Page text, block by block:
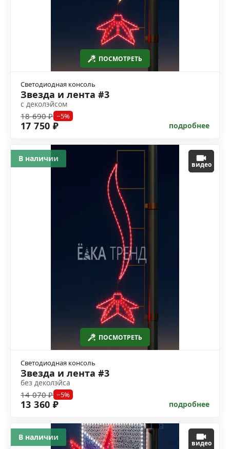
ПОСМОТРЕТЬ
Светодиодная консоль
Звезда и лента #3
с деколэйсом
18 690 ₽ −5%
17 750 ₽ подробнее
ПОСМОТРЕТЬ
видео
Светодиодная консоль
Звезда и лента #3
без деколэйса
14 070 ₽ −5%
13 360 ₽ подробнее
В наличии
видео
В наличии